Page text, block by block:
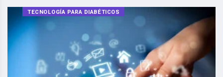
TECNOLOGÍA PARA DIABÉTICOS